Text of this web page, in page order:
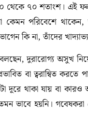
থেকে ৭০ শতাংশ। এই
কেমন পরিবেশে
কি না, তাঁদের
দুরারোগ্য অসুখ
বা ত্বরান্বিত
দূরে থাকা যায় বা
ভাবে হয়নি।